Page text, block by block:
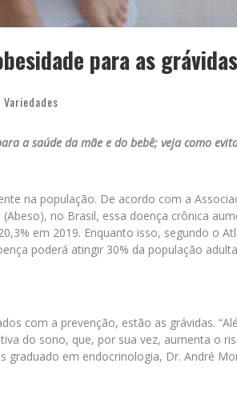
para as
Variedades
a saúde da mãe e do bebê; veja como
na população. De acordo com a
no Brasil, essa doença crônica
em 2019. Enquanto isso, segundo o
poderá atingir 30% da população
com a prevenção, estão as grávidas.
do sono, que, por sua vez, aumenta o
graduado em endocrinologia, Dr. André